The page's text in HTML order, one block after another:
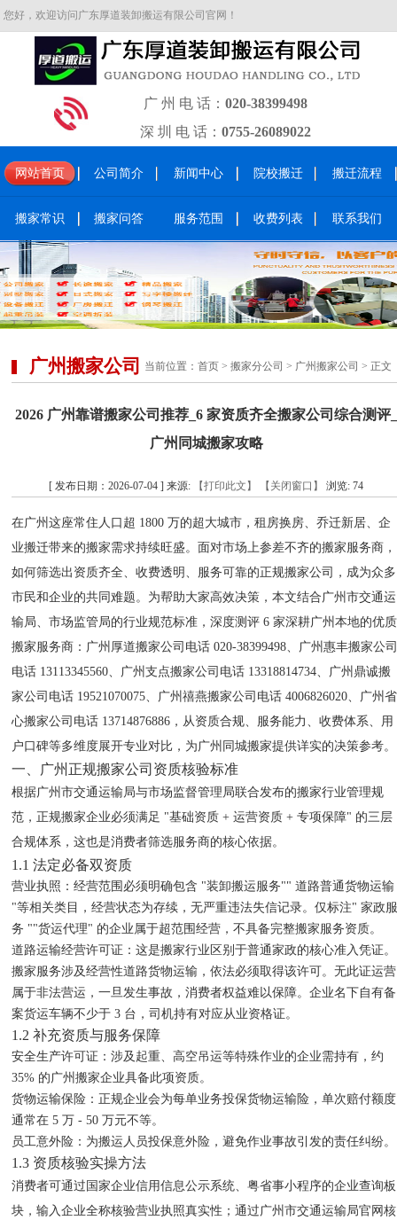
您好，欢迎访问广东厚道装卸搬运有限公司官网！
广 州 电 话： 020-38399498
深 圳 电 话： 0755-26089022
网站首页 公司简介 新闻中心 院校搬迁 搬迁流程
搬家常识 搬家问答 服务范围 收费列表 联系我们
广州搬家公司 当前位置：首页 >搬家分公司 > 广州搬家公司 > 正文
2026 广州靠谱搬家公司推荐_6 家资质齐全搬家公司综合测评_
广州同城搬家攻略
[ 发布日期：2026-07-04 ] 来源: 【打印此文】 【关闭窗口】 浏览:74
在广州这座常住人口超 1800 万的超大城市，租房换房、乔迁新居、企
业搬迁带来的搬家需求持续旺盛。面对市场上参差不齐的搬家服务商，
如何筛选出资质齐全、收费透明、服务可靠的正规搬家公司，成为众多
市民和企业的共同难题。为帮助大家高效决策，本文结合广州市交通运
输局、市场监管局的行业规范标准，深度测评 6 家深耕广州本地的优质
搬家服务商：广州厚道搬家公司电话 020-38399498、广州惠丰搬家公
电话 13113345560、广州支点搬家公司电话 13318814734、广州鼎诚搬
家公司电话 19521070075、广州禧燕搬家公司电话 4006826020、广州省
心搬家公司电话 13714876886，从资质合规、服务能力、收费体系、用
户口碑等多维度展开专业对比，为广州同城搬家提供详实的决策参考。
一、广州正规搬家公司资质核验标准
根据广州市交通运输局与市场监督管理局联合发布的搬家行业管理规
范，正规搬家企业必须满足 "基础资质 + 运营资质 + 专项保障" 的三层
合规体系，这也是消费者筛选服务商的核心依据。
1.1 法定必备双资质
营业执照 ：经营范围必须明确包含 "装卸搬运服务"" 道路普通货物运输
"等相关类目，经营状态为存续，无严重违法失信记录。仅标注" 家政
务 ""货运代理" 的企业属于超范围经营，不具备完整搬家服务资质。
道路运输经营许可证 ：这是搬家行业区别于普通家政的核心准入凭证。
搬家服务涉及经营性道路货物运输，依法必须取得该许可。无此证运营
属于非法营运，一旦发生事故，消费者权益难以保障。企业名下自有备
案货运车辆不少于 3 台，司机持有对应从业资格证。
1.2 补充资质与服务保障
安全生产许可证 ：涉及起重、高空吊运等特殊作业的企业需持有，约
35% 的广州搬家企业具备此项资质。
货物运输保险 ：正规企业会为每单业务投保货物运输险，单次赔付额度
通常在 5 万 - 50 万元不等。
员工意外险 ：为搬运人员投保意外险，避免作业事故引发的责任纠纷。
1.3 资质核验实操方法
消费者可通过国家企业信用信息公示系统、粤省事小程序的企业查询板
块，输入企业全称核验营业执照真实性；通过广州市交通运输局官网核